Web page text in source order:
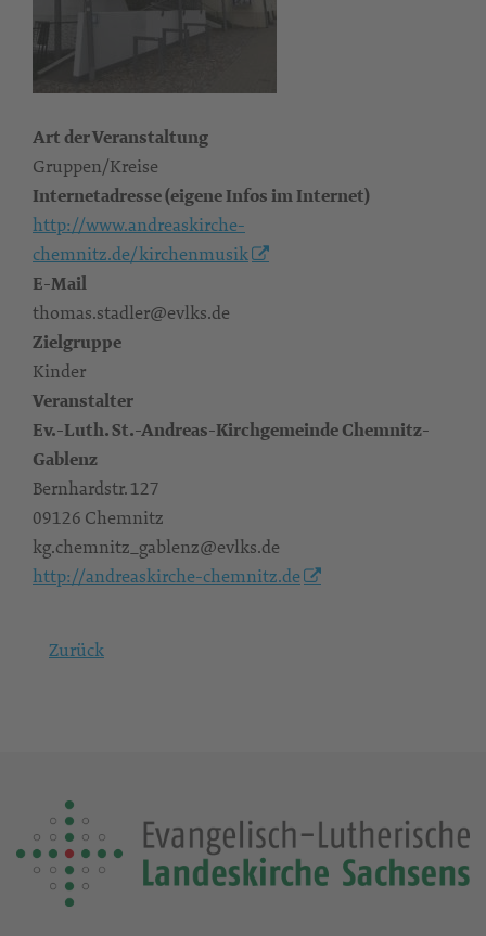
Art der Veranstaltung
Gruppen/Kreise
Internetadresse (eigene Infos im Internet)
http://www.andreaskirche-
chemnitz.de/kirchenmusik
E-Mail
thomas.stadler@evlks.de
Zielgruppe
Kinder
Veranstalter
Ev.-Luth. St.-Andreas-Kirchgemeinde Chemnitz-
Gablenz
Bernhardstr. 127
09126 Chemnitz
kg.chemnitz_gablenz@evlks.de
http://andreaskirche-chemnitz.de
Zurück